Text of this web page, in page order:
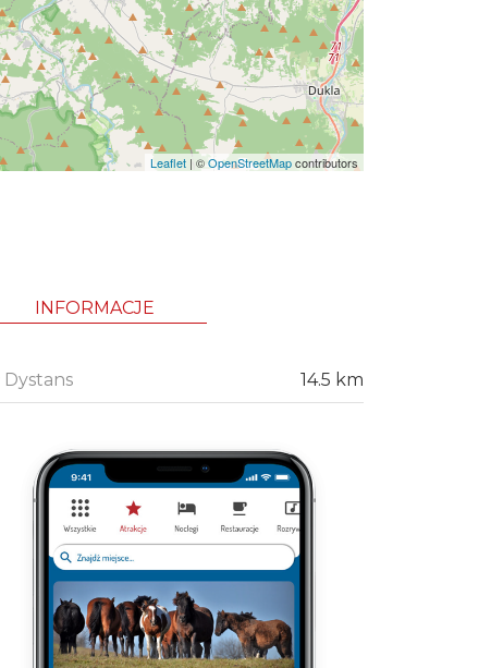
Leaflet | ©OpenStreetMapcontributors
INFORMACJE
Dystans 14.5 km